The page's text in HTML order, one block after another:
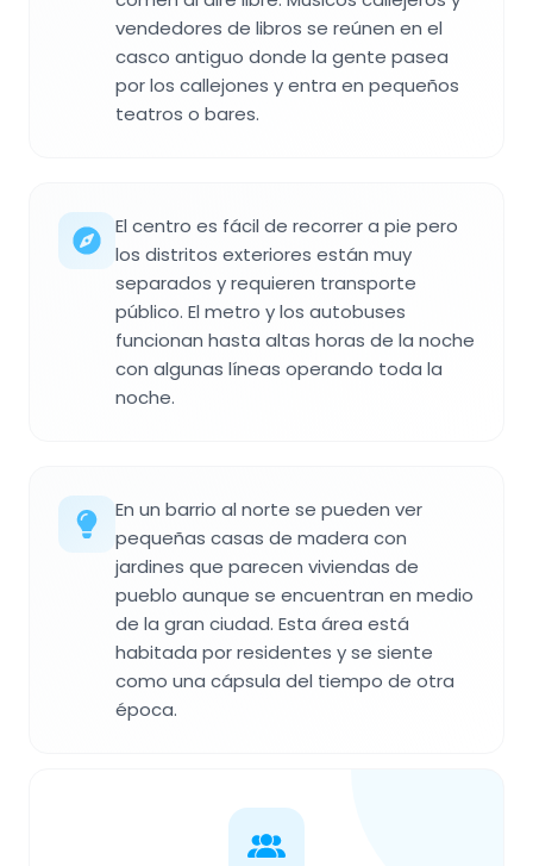
vendedores de libros se reúnen en el
casco antiguo donde la gente pasea
por los callejones y entra en pequeños
teatros o bares.
El centro es fácil de recorrer a pie pero
los distritos exteriores están muy
separados y requieren transporte
público. El metro y los autobuses
funcionan hasta altas horas de la noche
con algunas líneas operando toda la
noche.
En un barrio al norte se pueden ver
pequeñas casas de madera con
jardines que parecen viviendas de
pueblo aunque se encuentran en medio
de la gran ciudad. Esta área está
habitada por residentes y se siente
como una cápsula del tiempo de otra
época.